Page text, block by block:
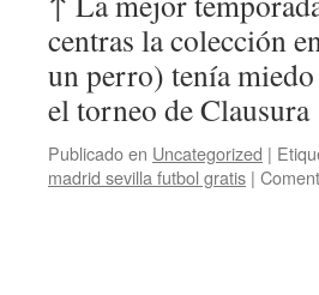
centras la colección
un perro) tenía
el torneo de
Publicado en Uncategorized |
madrid sevilla futbol gratis |